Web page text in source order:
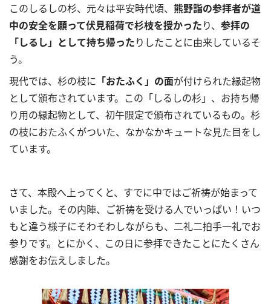
このしるしの杉、元々は平安時代頃、 熊野詣の参拝者が道
中の安全を願って伏見稲荷で杉枝を授かったり、 参拝の
「しるし」として持ち帰ったりしたことに由来しているそ
う。
現代では、杉の枝に 「おたふく」の面が付けられた縁起物
として頒布されています。この「しるしの杉」、お持ち帰
り用の縁起物として、初午限定で頒布されているもの。杉
の枝におたふくがついた、なかなかキュートな見た目をし
ています。
さて、本殿へ上ってくと、すでに中ではご祈祷が始まって
いました。その内陣、ご祈祷を受ける人でいっぱい！いつ
もと違う様子にそわそわしながらも、二礼二拍手一礼でお
参りです。とにかく、この日に参拝できたことにたくさん
感謝をお伝えしました。